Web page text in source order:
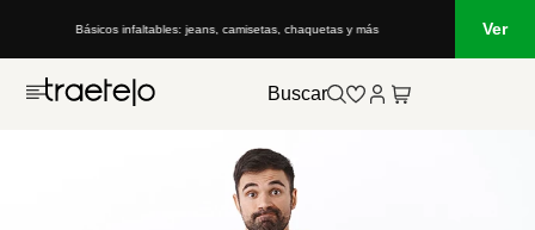
Básicos infaltables: jeans, camisetas, chaquetas y más Ver
Buscar